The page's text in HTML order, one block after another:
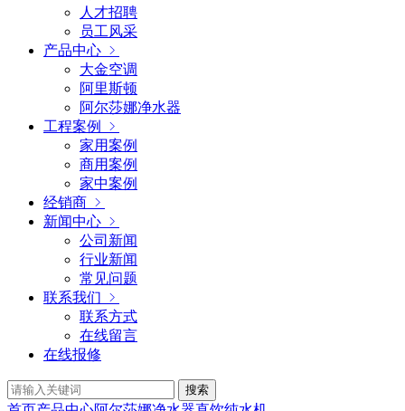
人才招聘
员工风采
产品中心
大金空调
阿里斯顿
阿尔莎娜净水器
工程案例
家用案例
商用案例
家中案例
经销商
新闻中心
公司新闻
行业新闻
常见问题
联系我们
联系方式
在线留言
在线报修
搜索